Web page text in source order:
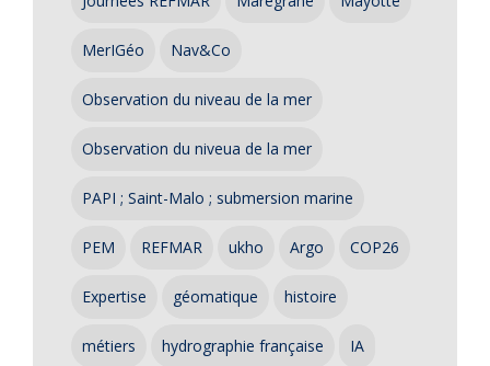
MerIGéo Nav&Co
Observation du niveau de la mer
Observation du niveua de la mer
PAPI ; Saint-Malo ; submersion marine
PEM REFMAR ukho Argo COP26
Expertise géomatique histoire
métiers hydrographie française IA